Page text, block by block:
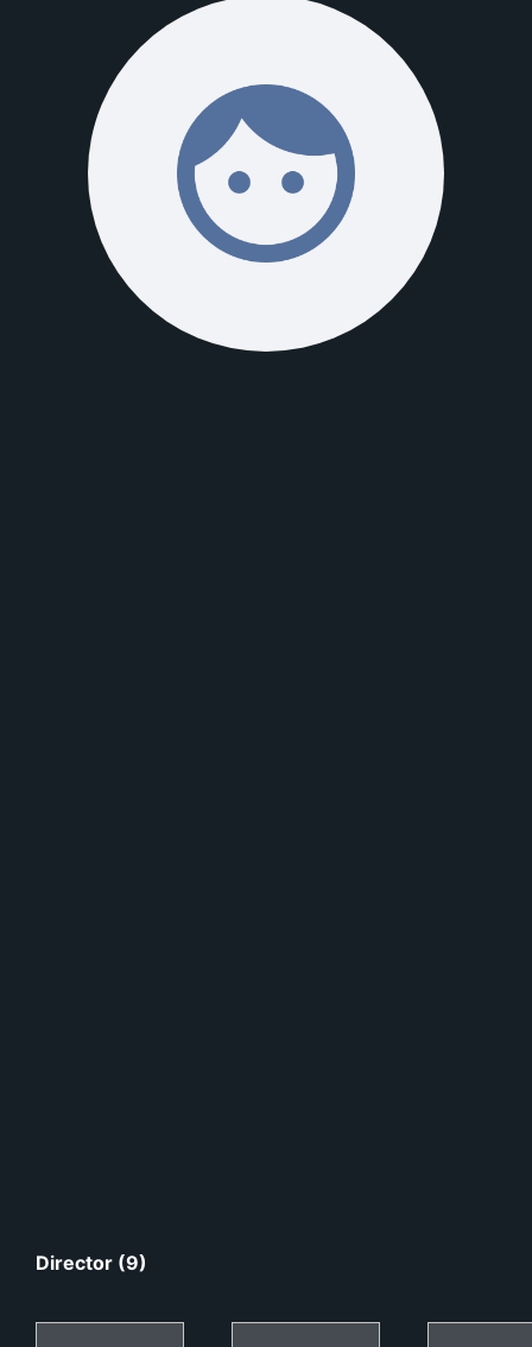
Director (9)